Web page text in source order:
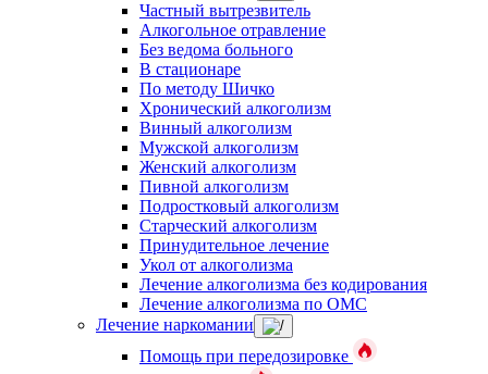
Частный вытрезвитель
Алкогольное отравление
Без ведома больного
В стационаре
По методу Шичко
Хронический алкоголизм
Винный алкоголизм
Мужской алкоголизм
Женский алкоголизм
Пивной алкоголизм
Подростковый алкоголизм
Старческий алкоголизм
Принудительное лечение
Укол от алкоголизма
Лечение алкоголизма без кодирования
Лечение алкоголизма по ОМС
Лечение наркомании
Помощь при передозировке